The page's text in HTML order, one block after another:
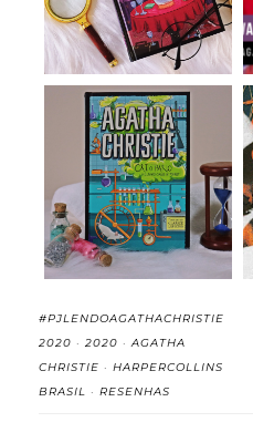
Cai o Pano - Agatha
Christie (resen...
#PJLENDOAGATHACHRISTIE
2020 · 2020 ·AGATHA
CHRISTIE · HARPERCOLLINS
BRASIL · RESENHAS